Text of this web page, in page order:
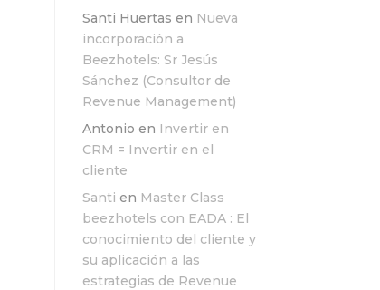
Santi Huertas en Nueva
incorporación a
Beezhotels: Sr Jesús
Sánchez (Consultor de
Revenue Management)
Antonio en Invertir en
CRM = Invertir en el
cliente
Santi en Master Class
beezhotels con EADA : El
conocimiento del cliente y
su aplicación a las
estrategias de Revenue